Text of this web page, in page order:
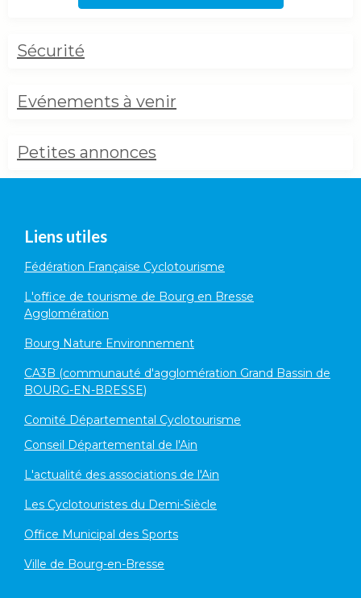
Sécurité
Evénements à venir
Petites annonces
Liens utiles
Fédération Française Cyclotourisme
L'office de tourisme de Bourg en Bresse
Agglomération
Bourg Nature Environnement
CA3B (communauté d'agglomération Grand Bassin de
BOURG-EN-BRESSE)
Comité Départemental Cyclotourisme
Conseil Départemental de l'Ain
L'actualité des associations de l'Ain
Les Cyclotouristes du Demi-Siècle
Office Municipal des Sports
Ville de Bourg-en-Bresse